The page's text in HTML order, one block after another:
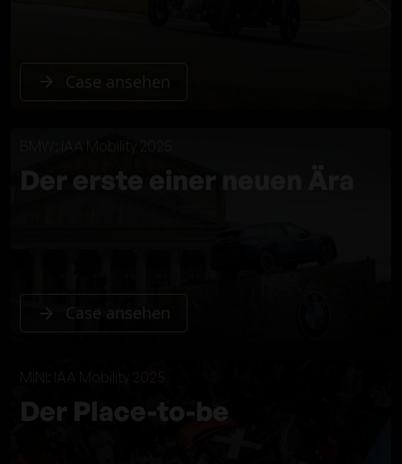
Case ansehen
Der erste einer neuen Ära
Case ansehen
MINI: IAA Mobility 2025
Der Place-to-be